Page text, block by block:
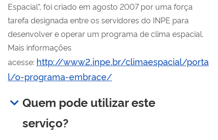
Espacial”, foi criado em agosto 2007 por uma força
tarefa designada entre os servidores do INPE para
desenvolver e operar um programa de clima espacial.
Mais informações
acesse: http://www2.inpe.br/climaespacial/porta
l/o-programa-embrace/
Quem pode utilizar este
serviço?